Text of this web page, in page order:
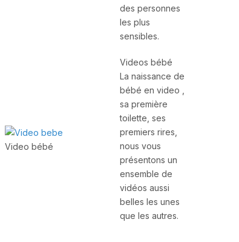
des personnes
les plus
sensibles.
Video bébé
Videos bébé
La naissance de
bébé en video ,
sa première
toilette, ses
premiers rires,
nous vous
présentons un
ensemble de
vidéos aussi
belles les unes
que les autres.